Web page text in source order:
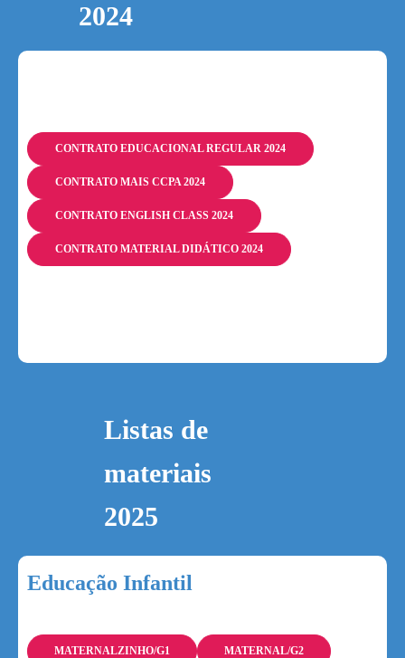
2024
CONTRATO EDUCACIONAL REGULAR 2024
CONTRATO MAIS CCPA 2024
CONTRATO ENGLISH CLASS 2024
CONTRATO MATERIAL DIDÁTICO 2024
Listas de
materiais
2025
Educação Infantil
MATERNALZINHO/G1 MATERNAL/G2